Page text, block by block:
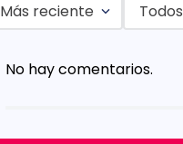
Título
Más reciente Todos
No hay comentarios.